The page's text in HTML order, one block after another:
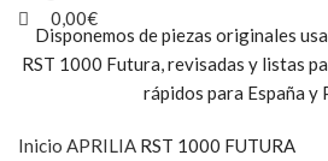
0,00€
Disponemos de piezas originales
RST 1000 Futura, revisadas y listas
rápidos para España y
Inicio APRILIA RST 1000 FUTURA